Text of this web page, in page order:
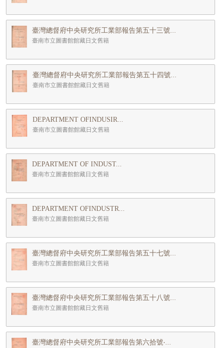
臺灣總督府中央研究所工業部報告第五十三號...
臺南市立圖書館館藏日文舊籍
臺灣總督府中央研究所工業部報告第五十四號...
臺南市立圖書館館藏日文舊籍
DEPARTMENT OFINDUSIR...
臺南市立圖書館館藏日文舊籍
DEPARTMENT OF INDUST...
臺南市立圖書館館藏日文舊籍
DEPARTMENT OFINDUSTR...
臺南市立圖書館館藏日文舊籍
臺灣總督府中央研究所工業部報告第五十七號...
臺南市立圖書館館藏日文舊籍
臺灣總督府中央研究所工業部報告第五十八號...
臺南市立圖書館館藏日文舊籍
臺灣總督府中央研究所工業部報告第六拾號‧...